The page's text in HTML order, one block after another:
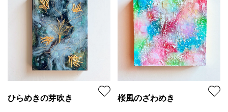
ひらめきの芽吹き 桜風のざわめき